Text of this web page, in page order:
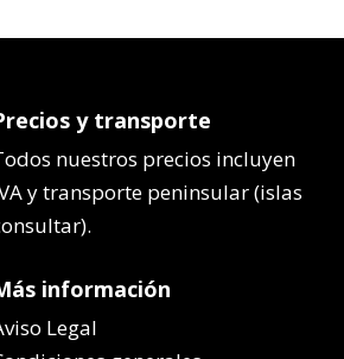
y transporte
nuestros precios incluyen
y transporte peninsular (islas
información
Legal